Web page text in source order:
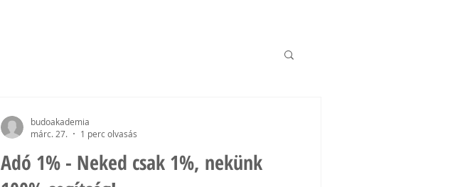
Adó 1% - Neked csak 1%, nekünk
budoakademia
márc. 27.
1 perc olvasás